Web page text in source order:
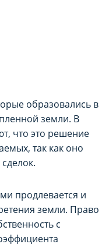
образовались в
земли. В
что это решение
так как оно
продлевается и
земли. Право
с